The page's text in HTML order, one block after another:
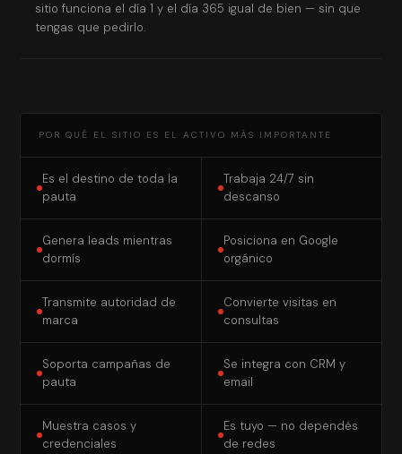
sitio funciona el día 1 y el día 365 igual de bien — sin que
tengas que pedirlo.
POR QUÉ EL SITIO ES EL ACTIVO MÁS IMPORTANTE
Es el destino de toda la
pauta
Trabaja 24/7 sin
descanso
Genera leads mientras
dormís
Posiciona en Google
orgánico
Transmite autoridad de
marca
Convierte visitas en
consultas
Soporta campañas de
pauta
Se integra con CRM y
email
Muestra casos y
credenciales
Es tuyo — no dependés
de redes